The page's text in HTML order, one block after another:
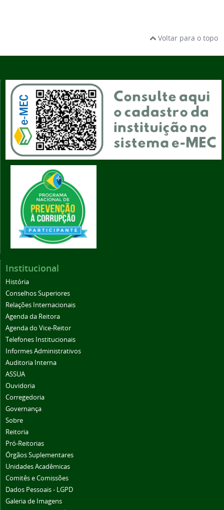
Voltar para o topo
Institucional
História
Conselhos Superiores
Relações Internacionais
Agenda da Reitora
Agenda do Vice-Reitor
Telefones Institucionais
Informes Administrativos
Auditoria Interna
ASSUA
Ouvidoria
Corregedoria
Governança
Sobre
Reitoria
Pró-Reitorias
Órgãos Suplementares
Unidades Acadêmicas
Comitês e Comissões
Dados Pessoais - LGPD
Galeria de Imagens